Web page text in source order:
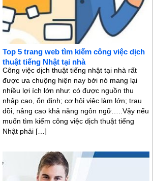
Top 5 trang web tìm kiếm công việc dịch
thuật tiếng Nhật tại nhà
Công việc dịch thuật tiếng nhật tại nhà rất
được ưa chuộng hiện nay bởi nó mang lại
nhiều lợi ích lớn như: có được nguồn thu
nhập cao, ổn định; cơ hội việc làm lớn; trau
dồi, nâng cao khả năng ngôn ngữ…..Vậy nếu
muốn tìm kiếm công việc dịch thuật tiếng
Nhật phải […]